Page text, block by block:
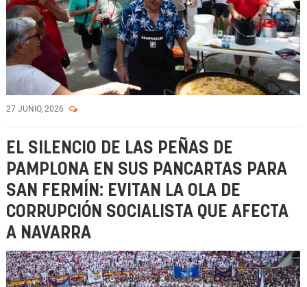
27 JUNIO, 2026
EL SILENCIO DE LAS PEÑAS DE
PAMPLONA EN SUS PANCARTAS PARA
SAN FERMÍN: EVITAN LA OLA DE
CORRUPCIÓN SOCIALISTA QUE AFECTA
A NAVARRA